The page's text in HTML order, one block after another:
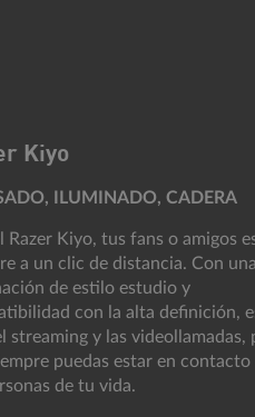
Kiyo
ILUMINADO, CADERA
Razer Kiyo, tus fans o amigos
a un clic de distancia. Con una
de estilo estudio y
con la alta definición,
streaming y las videollamadas,
puedas estar en contacto
de tu vida.